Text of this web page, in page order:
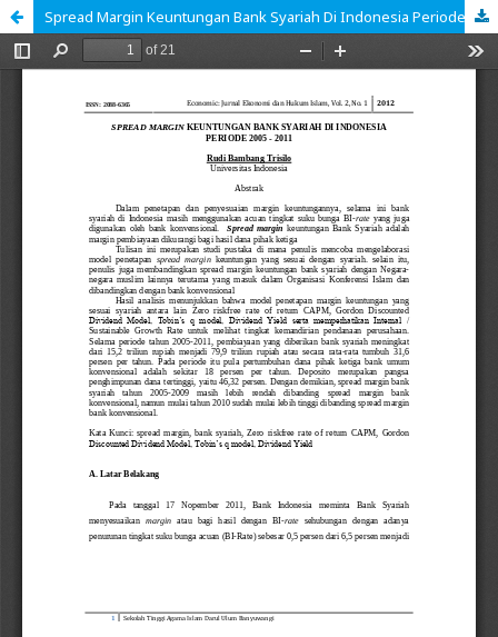
Spread Margin Keuntungan Bank Syariah Di Indonesia Periode 2005 - 2011